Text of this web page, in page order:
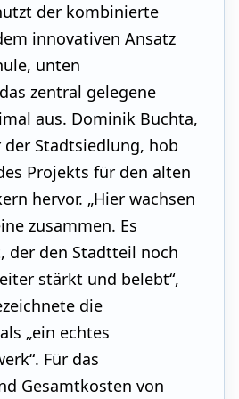
der kombinierte
innovativen Ansatz
unten
zentral gelegene
aus. Dominik Buchta,
der Stadtsiedlung, hob
Projekts für den alten
hervor. „Hier wachsen
zusammen. Es
der den Stadtteil noch
stärkt und belebt“,
die
„ein echtes
Für das
Gesamtkosten von